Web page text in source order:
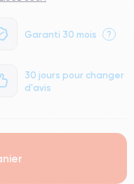
Garanti 30 mois ?
30 jours pour changer
d'avis